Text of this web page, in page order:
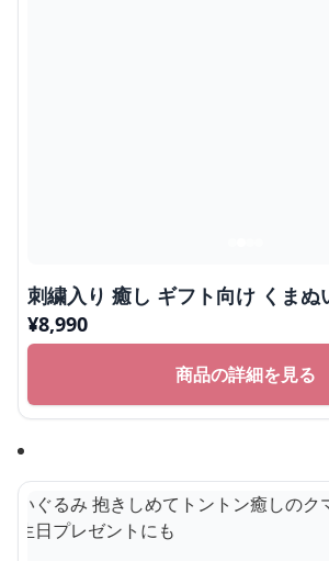
刺繍入り 癒し ギフト向け くまぬ
¥8,990
商品の詳細を見る